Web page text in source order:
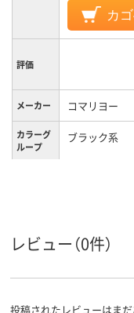
カ
評価
メーカー コマリヨー
カラーグ
ループ
ブラック系
レビュー（0件）
投稿されたレビューはま